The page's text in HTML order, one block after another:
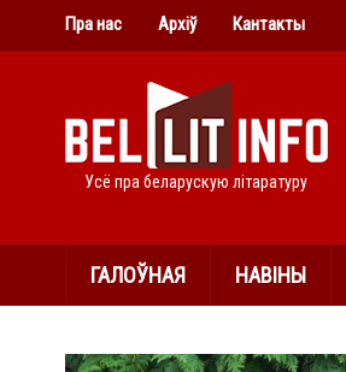
Пра нас Архіў Кантакты
Усё пра беларускую літаратуру
ГАЛОЎНАЯ НАВІНЫ